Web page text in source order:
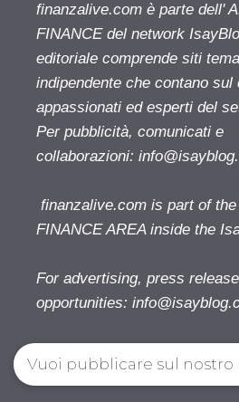
finanzalive.com è parte dell'
FINANCE del network
editoriale comprende siti
indipendente che contano sul
appassionati ed esperti del
Per pubblicità, comunicati e
collaborazioni:
finanzalive.com is part of
FINANCE AREA inside the
For advertising, press
opportunities:
Finanzalive.com © 2026.
Vuoi pubblicare sul nostro